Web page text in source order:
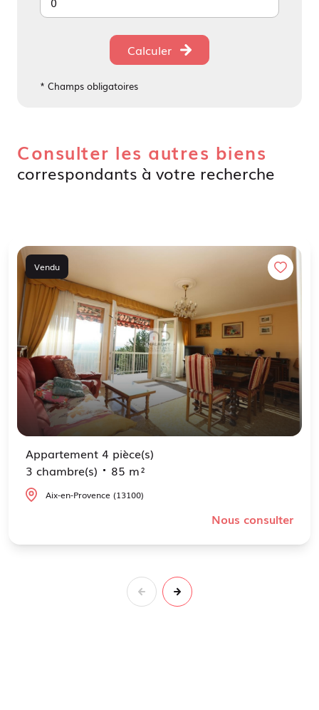
Calculer
* Champs obligatoires
Consulter les autres biens
correspondants à votre recherche
Vendu
Appartement 4 pièce(s)
3 chambre(s)
85 m²
Aix-en-Provence (13100)
Nous consulter